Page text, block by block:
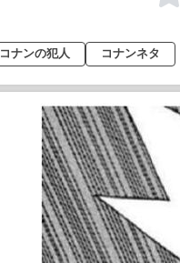
コナンの犯人 コナンネタ